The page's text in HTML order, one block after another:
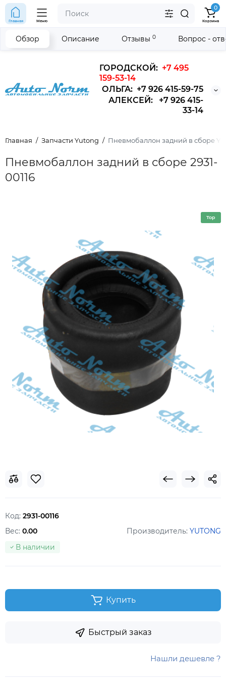
ГОРОДСКОЙ: +7 495
159-53-14
ОЛЬГА: +7 926 415-59-75
АЛЕКСЕЙ: +7 926 415-
33-14
Главная Меню
0
Корзина
Главная Запчасти Yutong Пневмобаллон задний в сборе
Пневмобаллон задний в сборе 2931-
00116
Обзор Описание Отзывы 0 Вопрос -
Top
Код: 2931-00116
Производитель: YUTONG
В наличии
Вес: 0.00
Купить
Быстрый заказ
Нашли дешевле ?